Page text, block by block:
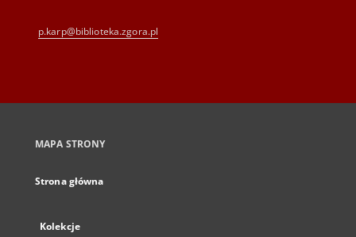
p.karp@biblioteka.zgora.pl
MAPA STRONY
Strona główna
Kolekcje